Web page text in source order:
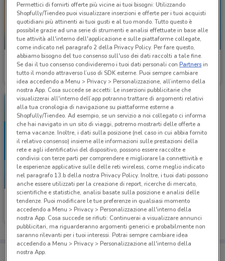
-1 GIORNO
McDonald's
Scade domani 1.5 km
-1 GIORNO
McDonald's
Scade domani 1.5 km
-5 GIORNI
McDonald's
Scade giovedì 1.5 km
Permettici di fornirti offerte più vicine ai tuoi bisogni: Utilizzando
Shopfully/Tiendeo puoi visualizzare inserzioni e offerte per i tuoi acquisti
quotidiani più attinenti ai tuoi gusti e al tuo mondo. Tutto questo è
possibile grazie ad una serie di strumenti e analisi effettuate in base alle
tue attività all'interno dell'applicazione e sulle piattaforme collegate,
come indicato nel paragrafo 2 della Privacy Policy. Per fare questo,
abbiamo bisogno del tuo consenso sull'uso dei dati raccolti a tale fine.
Se dai il tuo consenso condivideremo i tuoi dati personali conPartnersin
tutto il mondo attraverso l’uso di SDK esterne. Puoi sempre cambiare
idea accedendo a Menu > Privacy > Personalizzazione, all’interno della
nostra App. Cosa succede se accetti: Le inserzioni pubblicitarie che
visualizzerai all'interno dell’app potranno trattare di argomenti relativi
alla tua cronologia di navigazione su piattaforme esterne a
Shopfully/Tiendeo. Ad esempio, se un servizio a noi collegato ci informa
che hai navigato in un sito di viaggi, potremo mostrarti delle offerte a
tema vacanze. Inoltre, i dati sulla posizione (nel caso in cui abbia fornito
il relativo consenso) insieme alle informazioni sulle prestazioni della
rete e agli identificativi del dispositivo, possono essere raccolte e
condivisi con terze parti per comprendere e migliorare la connettività e
le esperienze applicative sulle delle reti wireless, come meglio indicato
nel paragrafo 13.b della nostra Privacy Policy. Inoltre, i tuoi dati possono
anche essere utilizzati per la creazione di report, ricerche di mercato,
scientifiche e statistiche, analisi basate sulla posizione e analisi delle
tendenze. Puoi modificare le tue preferenze in qualsiasi momento
accedendo a Menu > Privacy > Personalizzazione all'interno della
nostra App. Cosa succede se rifiuti: Continuerai a visualizzare annunci
pubblicitari, ma riguarderanno argomenti generici e probabilmente non
saranno rilevanti per i tuoi interessi. Potrai sempre cambiare idea
accedendo a Menu > Privacy > Personalizzazione all'interno della
nostra App.